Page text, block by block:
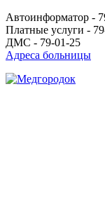
Автоинформатор -
Платные услуги -
ДМС - 79-01-25
Адреса больницы